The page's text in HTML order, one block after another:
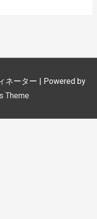
ネーター | Powered by
Theme